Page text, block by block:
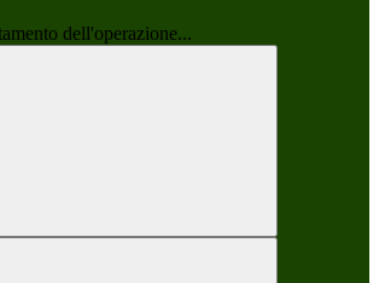
dell'operazione...